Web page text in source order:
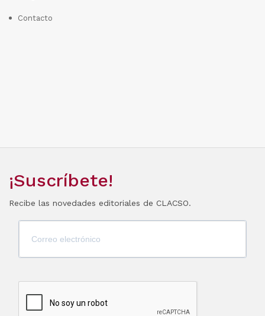
Contacto
¡Suscríbete!
Recibe las novedades editoriales de CLACSO.